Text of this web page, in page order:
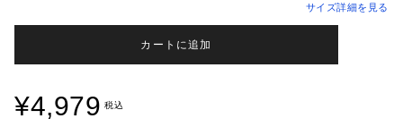
サイズ詳細を見る
カートに追加
¥4,979 税込